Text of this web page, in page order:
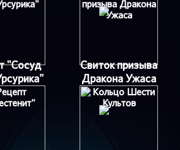
"Сосуд
Свиток призыва
Дракона Ужаса